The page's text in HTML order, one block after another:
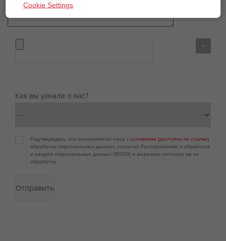
+
Как вы узнали о нас?
Подтверждаю, что ознакомился/-лась с условиями (доступны по ссылке)
обработки персональных данных, согласно Распоряжению о обработке
и защите персональных данных (RODO) и выражаю согласие на их
обработку.
Cookie Settings